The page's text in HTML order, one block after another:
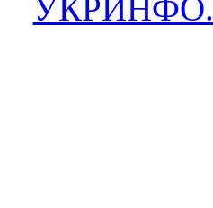
УКРИНФО.